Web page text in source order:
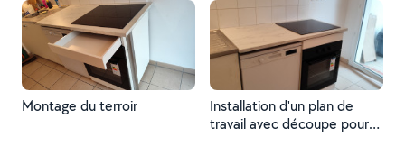
Montage du terroir
Installation d'un plan de
travail avec découpe pour